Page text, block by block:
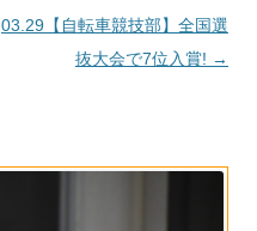
03.29【自転車競技部】全国選
抜大会で7位入賞! →